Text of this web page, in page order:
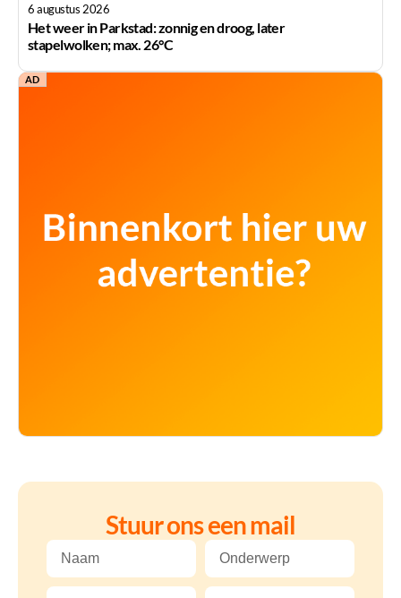
6 augustus 2026
Het weer in Parkstad: zonnig en droog, later
stapelwolken; max. 26°C
AD
Stuur ons een mail